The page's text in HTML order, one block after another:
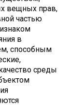
вещных прав,
частью
в
способным
среды